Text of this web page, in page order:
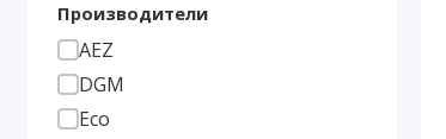
Производители
AEZ
DGM
Eco